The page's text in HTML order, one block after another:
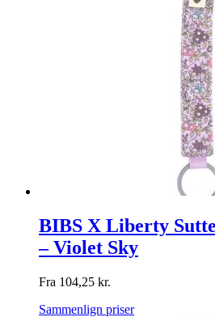
BIBS X Liberty
– Violet Sky
Fra 104,25 kr.
Sammenlign priser